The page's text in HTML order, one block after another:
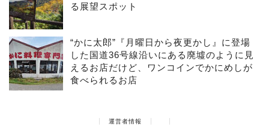
る展望スポット
“かに太郎”『月曜日から夜更かし』に登場
した国道36号線沿いにある廃墟のように見
えるお店だけど、ワンコインでかにめしが
食べられるお店
運営者情報